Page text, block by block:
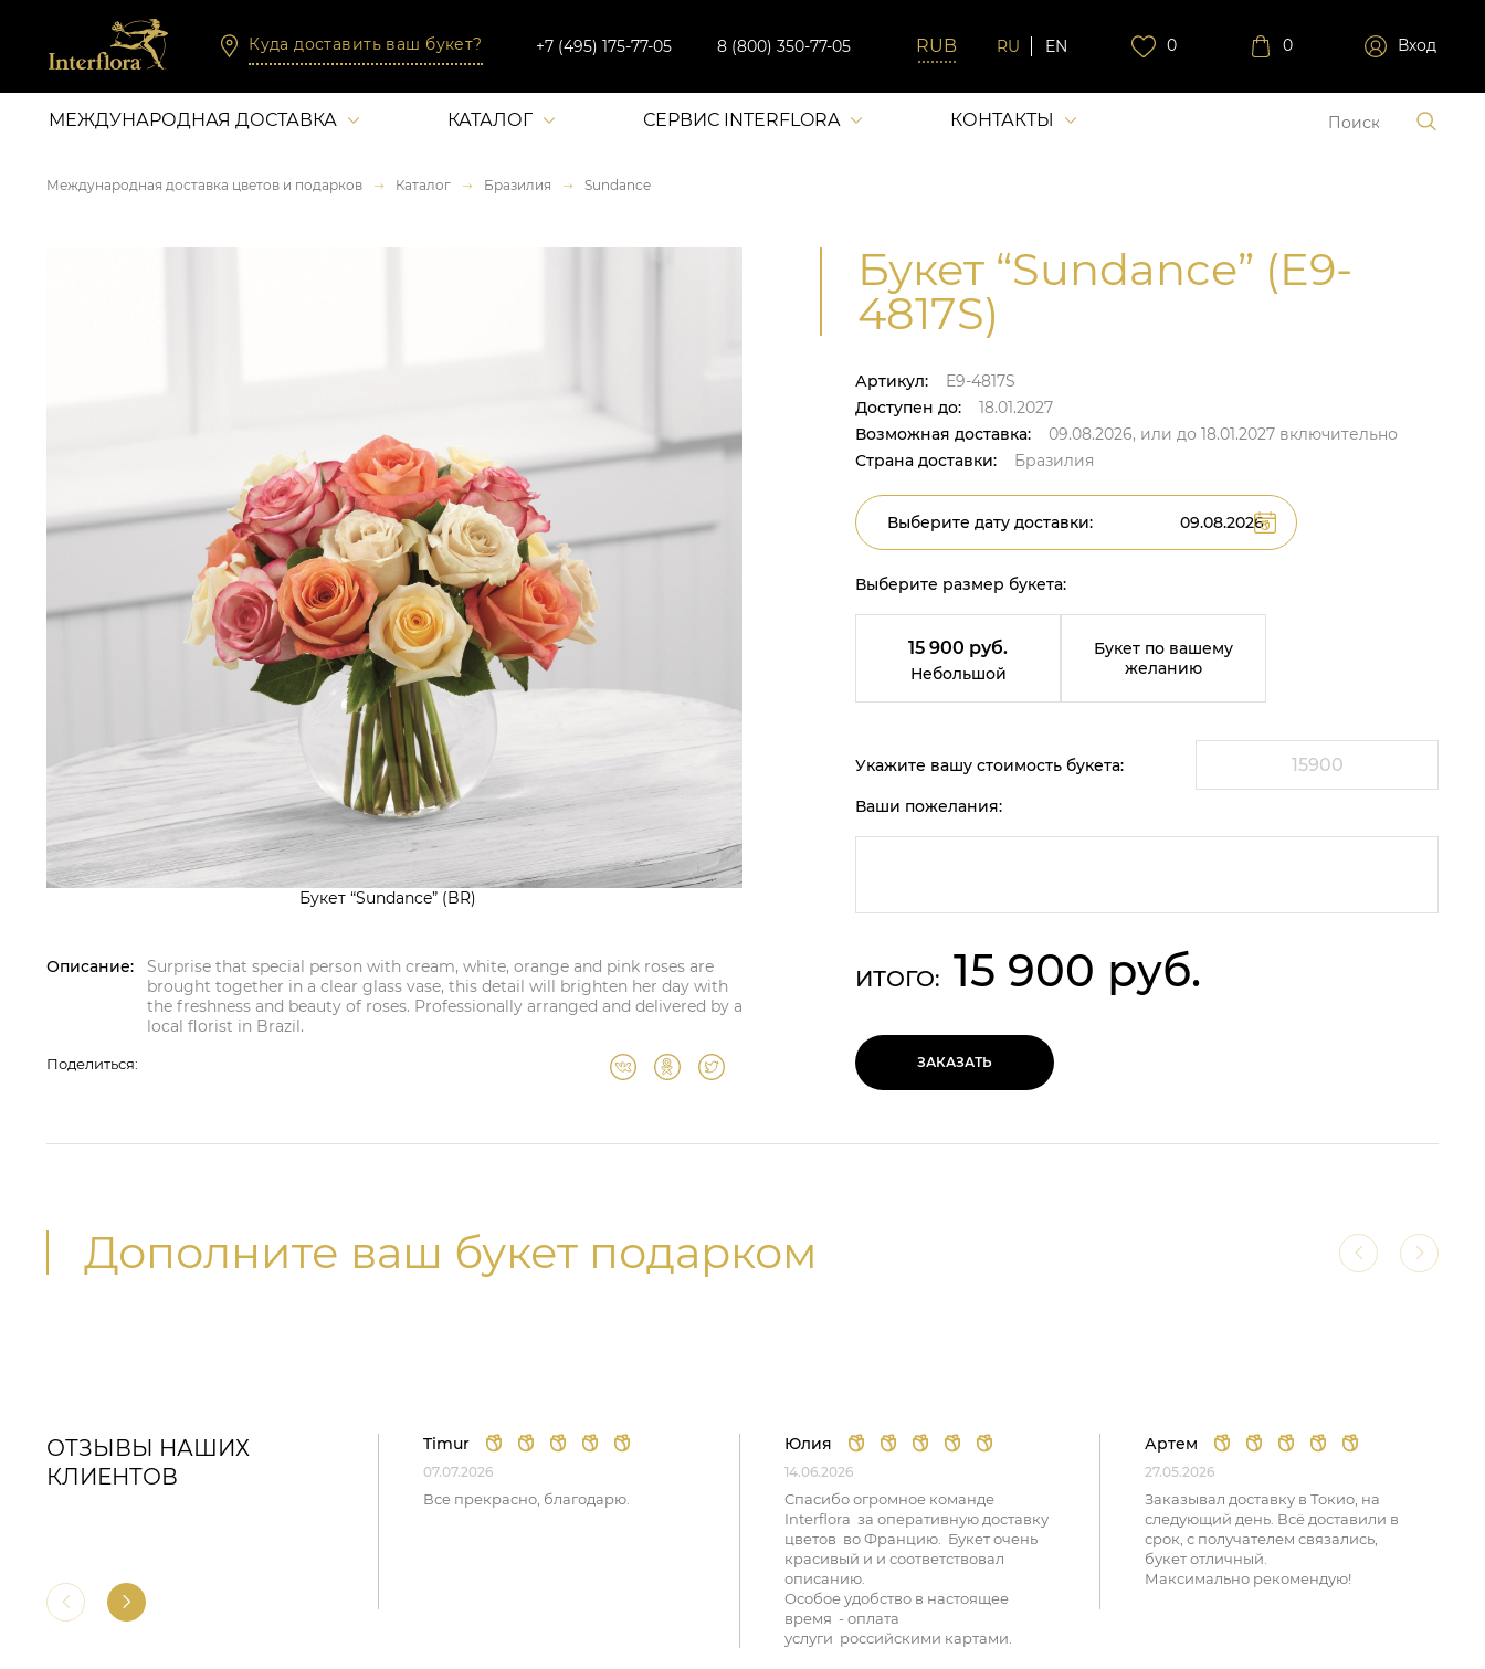
Куда доставить ваш букет? +7 (495) 175-77-05 8 (800) 350-77-05 RU EN 0 0 Вход
МЕЖДУНАРОДНАЯ ДОСТАВКА КАТАЛОГ СЕРВИС INTERFLORA КОНТАКТЫ
Международная доставка цветов и подарков Каталог Бразилия Sundance
Букет “Sundance” (BR)
Описание:
Surprise that special person with cream, white, orange and pink roses are
brought together in a clear glass vase, this detail will brighten her day with
the freshness and beauty of roses. Professionally arranged and delivered by a
local florist in Brazil.
Поделиться:
Букет “Sundance” (E9-
4817S)
Артикул:
E9-4817S
Доступен до:
18.01.2027
Возможная доставка:
09.08.2026, или до 18.01.2027 включительно
Страна доставки:
Бразилия
Выберите дату доставки:
Выберите размер букета:
15 900 руб.
Небольшой
Букет по вашему
желанию
Укажите вашу стоимость букета:
Ваши пожелания:
ИТОГО: 15 900 руб.
ЗАКАЗАТЬ
Дополните ваш букет подарком
ОТЗЫВЫ НАШИХ
КЛИЕНТОВ
Timur
07.07.2026
Все прекрасно, благодарю.
Юлия
14.06.2026
Спасибо огромное команде
Interflora за оперативную доставку
цветов во Францию. Букет очень
красивый и и соответствовал
описанию.
Особое удобство в настоящее
время - оплата
услуги российскими картами.
Артем
27.05.2026
Заказывал доставку в Токио, на
следующий день. Всё доставили в
срок, с получателем связались,
букет отличный.
Максимально рекомендую!